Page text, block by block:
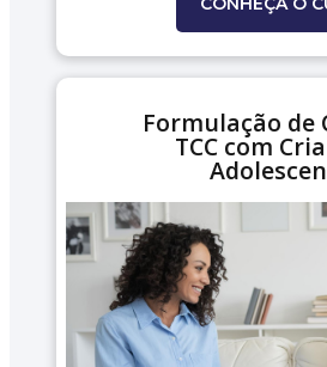
Formulação de
TCC com